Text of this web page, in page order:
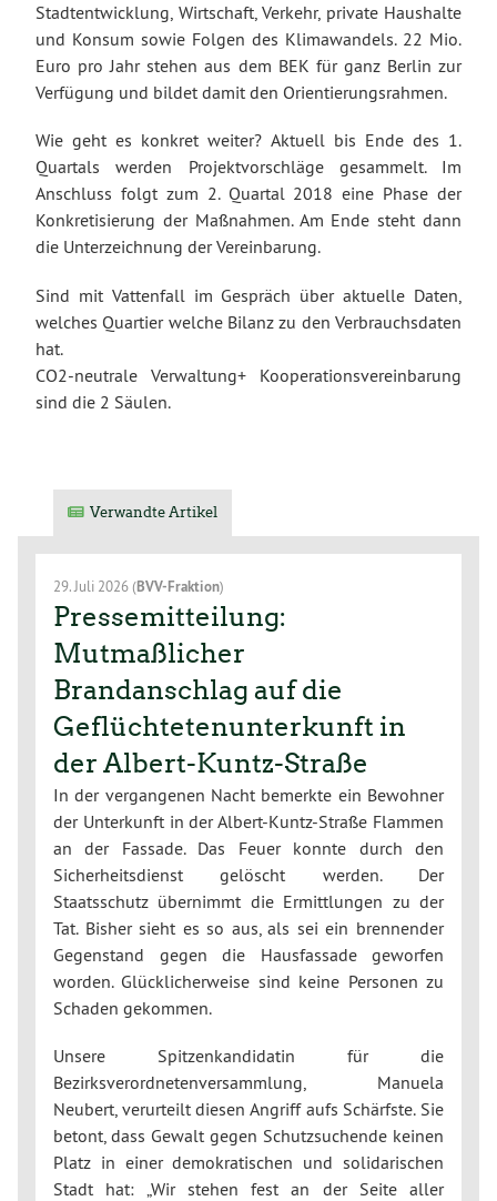
Stadtentwicklung, Wirtschaft, Verkehr, private Haushalte
und Konsum sowie Folgen des Klimawandels. 22 Mio.
Euro pro Jahr stehen aus dem BEK für ganz Berlin zur
Verfügung und bildet damit den Orientierungsrahmen.
Wie geht es konkret weiter? Aktuell bis Ende des 1.
Quartals werden Projektvorschläge gesammelt. Im
Anschluss folgt zum 2. Quartal 2018 eine Phase der
Konkretisierung der Maßnahmen. Am Ende steht dann
die Unterzeichnung der Vereinbarung.
Sind mit Vattenfall im Gespräch über aktuelle Daten,
welches Quartier welche Bilanz zu den Verbrauchsdaten
hat.
CO2-neutrale Verwaltung+ Kooperationsvereinbarung
sind die 2 Säulen.
Verwandte Artikel
29. Juli 2026 (BVV-Fraktion)
Pressemitteilung:
Mutmaßlicher
Brandanschlag auf die
Geflüchtetenunterkunft in
der Albert-Kuntz-Straße
In der vergangenen Nacht bemerkte ein Bewohner
der Unterkunft in der Albert-Kuntz-Straße Flammen
an der Fassade. Das Feuer konnte durch den
Sicherheitsdienst gelöscht werden. Der
Staatsschutz übernimmt die Ermittlungen zu der
Tat. Bisher sieht es so aus, als sei ein brennender
Gegenstand gegen die Hausfassade geworfen
worden. Glücklicherweise sind keine Personen zu
Schaden gekommen.
Unsere Spitzenkandidatin für die
Bezirksverordnetenversammlung, Manuela
Neubert, verurteilt diesen Angriff aufs Schärfste. Sie
betont, dass Gewalt gegen Schutzsuchende keinen
Platz in einer demokratischen und solidarischen
Stadt hat: „Wir stehen fest an der Seite aller